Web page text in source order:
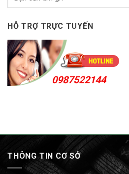
HỖ TRỢ TRỰC TUYẾN
0987522144
THÔNG TIN CƠ SỞ